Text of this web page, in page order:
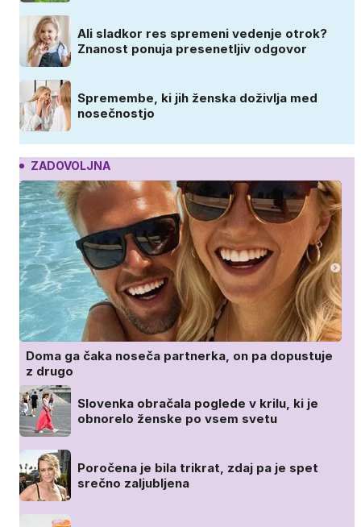
Ali sladkor res spremeni vedenje otrok?
Znanost ponuja presenetljiv odgovor
Spremembe, ki jih ženska doživlja med
nosečnostjo
ZADOVOLJNA
Doma ga čaka noseča partnerka, on pa dopustuje
z drugo
Slovenka obračala poglede v krilu, ki je
obnorelo ženske po vsem svetu
Poročena je bila trikrat, zdaj pa je spet
srečno zaljubljena